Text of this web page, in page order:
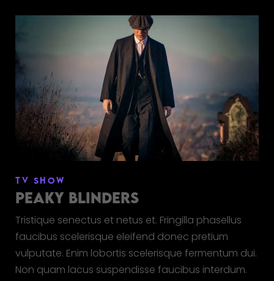
TV SHOW
PEAKY BLINDERS
Tristique senectus et netus et. Fringilla phasellus
faucibus scelerisque eleifend donec pretium
vulputate. Enim lobortis scelerisque fermentum dui.
Non quam lacus suspendisse faucibus interdum.